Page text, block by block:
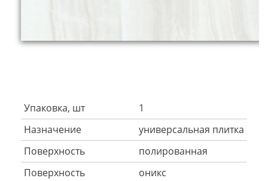
Упаковка, шт
1
Назначение
универсальная плитка
Поверхность
полированная
Поверхность
оникс